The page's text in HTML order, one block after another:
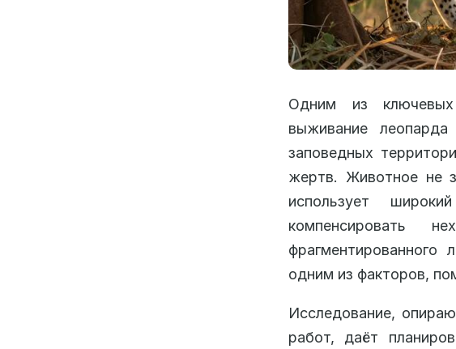
Одним из ключевых
выживание
заповедных
жертв. Животное не
использует
компенсировать
одним из факторов,
Исследование,
работ, даёт